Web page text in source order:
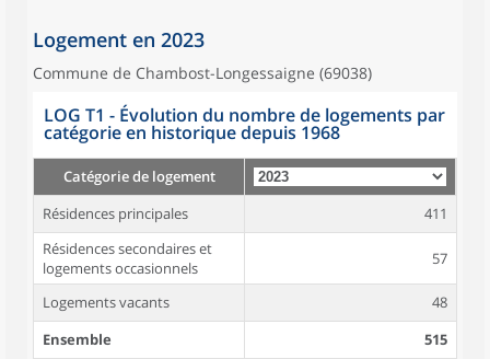
Logement en 2023
Commune de Chambost-Longessaigne (69038)
LOG T1 - Évolution du nombre de logements par
catégorie en historique depuis 1968
Catégorie de logement
Résidences principales
411
Résidences secondaires et
logements occasionnels
57
Logements vacants
48
Ensemble
515